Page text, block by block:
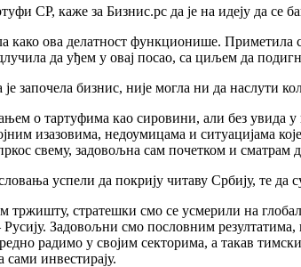
СР, каже за Бизнис.рс да је на идеју да се
како ова делатност функционише. Приметила
да уђем у овај посао, са циљем да
започела бизнис, није могла ни да наслути
о тартуфима као сировини, али без
изазовима, недоумицама и ситуацијама
свему, задовољна сам почетком и сматрам
успели да покрију читаву Србију, те
тржишту, стратешки смо се усмерили на
Задовољни смо пословним
радимо у својим секторима, а такав
инвестирају.